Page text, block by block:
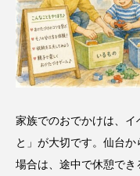
家族でのおでかけは、イ
と」が大切です。仙台
場合は、途中で休憩でき